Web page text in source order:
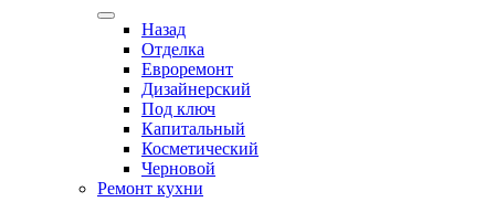
Назад
Отделка
Евроремонт
Дизайнерский
Под ключ
Капитальный
Косметический
Черновой
Ремонт кухни